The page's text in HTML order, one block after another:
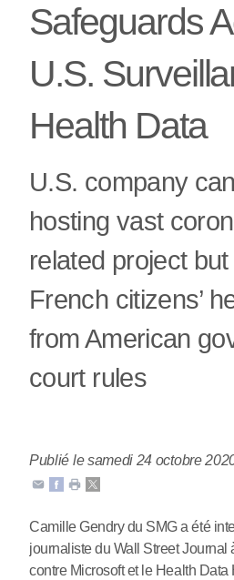
Safeguards
U.S.
Health Data
U.S. company
hosting vast
related project
French citizens’
from American
court rules
Publié le samedi 24 octobre
Camille Gendry du SMG a été
journaliste du Wall Street Journal
contre Microsoft et le Health Data